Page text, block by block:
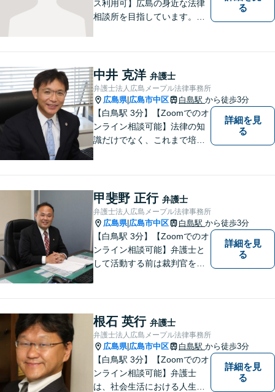
ス利用可】広島の身近な法律
相談所を目指しています。依
ルにお悩みの方はご相談くだ
さい。
る
中井 克洋 弁護士
弁護士法人広島メープル法律事務所
広島県| 広島市中区 白島駅 から徒歩3分
【白鳥駅 3分】【Zoomでのオ
ンライン相談可能】法律の知
識だけでなく、これまで培っ
ってまいります。 ぜひご相談
ください。
詳細を見
る
甲斐野 正行 弁護士
弁護士法人広島メープル法律事務所
広島県| 広島市中区 白島駅 から徒歩3分
【白鳥駅 3分】【Zoomでのオ
ンライン相談可能】弁護士と
して活動する前は裁判官を務
と思っています。少しでも何
か気になることがありました
ら、お気軽にご相談くださ
い。
詳細を見
る
根石 英行 弁護士
弁護士法人広島メープル法律事務所
広島県| 広島市中区 白島駅 から徒歩3分
【白鳥駅 3分】【Zoomでのオ
ンライン相談可能】弁護士
は、社会生活における人生の
詳細を見
る